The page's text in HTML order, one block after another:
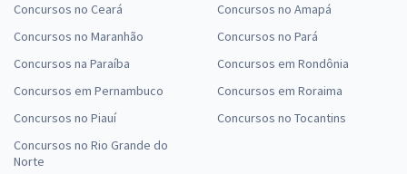
Concursos no Ceará
Concursos no Maranhão
Concursos na Paraíba
Concursos em Pernambuco
Concursos no Piauí
Concursos no Rio Grande do
Norte
Concursos no Amapá
Concursos no Pará
Concursos em Rondônia
Concursos em Roraima
Concursos no Tocantins